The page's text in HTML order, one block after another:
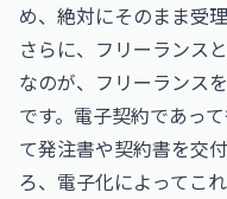
め、絶対にそのまま受
さらに、フリーランス
なのが、 フリーランス
です。電子契約であっ
て発注書や契約書を交
ろ、電子化によってこ